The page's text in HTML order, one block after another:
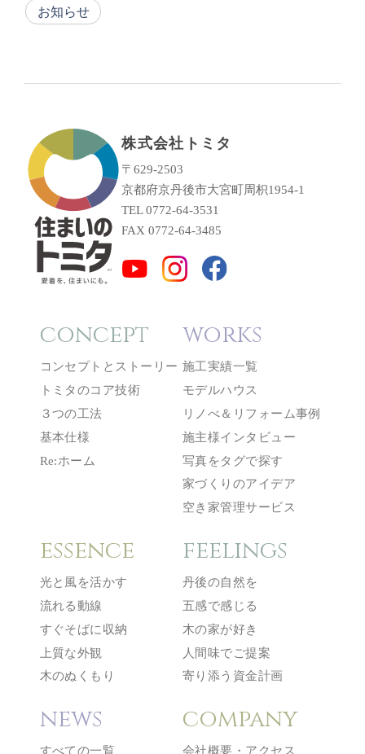
お知らせ
株式会社トミタ
〒629-2503
京都府京丹後市大宮町周枳1954-1
TEL 0772-64-3531
FAX 0772-64-3485
concept
コンセプトとストーリー
トミタのコア技術
３つの工法
基本仕様
Re:ホーム
works
施工実績一覧
モデルハウス
リノべ＆リフォーム事例
施主様インタビュー
写真をタグで探す
家づくりのアイデア
空き家管理サービス
essence
光と風を活かす
流れる動線
すぐそばに収納
上質な外観
木のぬくもり
feelings
丹後の自然を
五感で感じる
木の家が好き
人間味でご提案
寄り添う資金計画
news
すべての一覧
company
会社概要・アクセス